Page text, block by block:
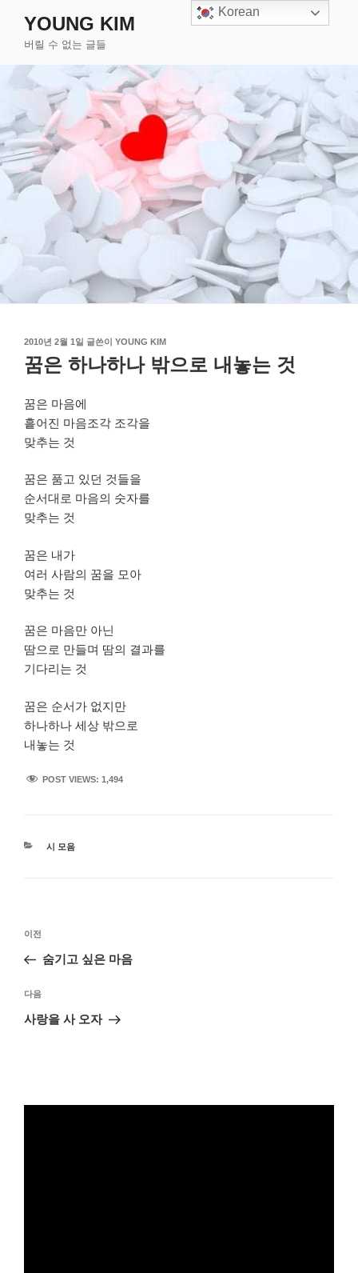
가
기
YOUNG KIM
버릴 수 없는 글들
작
성
일
2010년 2월 1일 글쓴이 YOUNG KIM
꿈은 하나하나 밖으로 내놓는 것
꿈은 마음에
흩어진 마음조각 조각을
맞추는 것
꿈은 품고 있던 것들을
순서대로 마음의 숫자를
맞추는 것
꿈은 내가
여러 사람의 꿈을 모아
맞추는 것
꿈은 마음만 아닌
땀으로 만들며 땀의 결과를
기다리는 것
꿈은 순서가 없지만
하나하나 세상 밖으로
내놓는 것
POST VIEWS: 1,494
카
시 모음
색
이
전
이전
숨기고 싶은 마음
다
음
다음
사랑을 사 오자
Korean